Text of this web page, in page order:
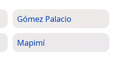
Gómez Palacio
Mapimí